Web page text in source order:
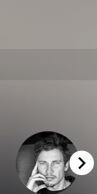
right